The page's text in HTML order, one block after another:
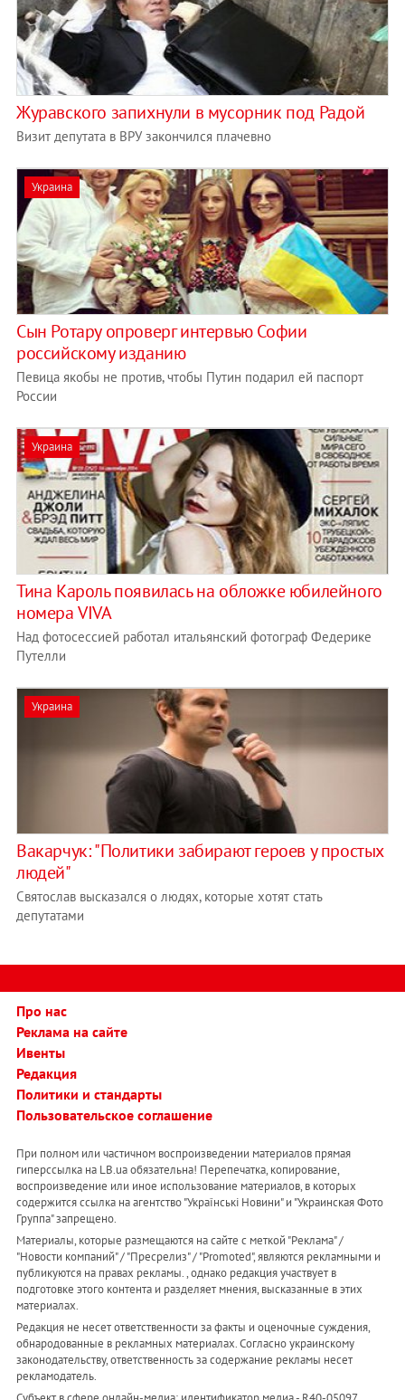
Журавского запихнули в мусорник под Радой
Визит депутата в ВРУ закончился плачевно
Украина
Сын Ротару опроверг интервью Софии
российскому изданию
Певица якобы не против, чтобы Путин подарил ей паспорт
России
Украина
Тина Кароль появилась на обложке юбилейного
номера VIVA
Над фотосессией работал итальянский фотограф Федерике
Путелли
Украина
Вакарчук: "Политики забирают героев у простых
людей"
Святослав высказался о людях, которые хотят стать
депутатами
Про нас
Реклама на сайте
Ивенты
Редакция
Политики и стандарты
Пользовательское соглашение
При полном или частичном воспроизведении материалов прямая
гиперссылка на LB.ua обязательна! Перепечатка, копирование,
воспроизведение или иное использование материалов, в которых
содержится ссылка на агентство "Українськi Новини" и "Украинская Фото
Группа" запрещено.
Материалы, которые размещаются на сайте с меткой "Реклама" /
"Новости компаний" / "Пресрелиз" / "Promoted", являются рекламными и
публикуются на правах рекламы. , однако редакция участвует в
подготовке этого контента и разделяет мнения, высказанные в этих
материалах.
Редакция не несет ответственности за факты и оценочные суждения,
обнародованные в рекламных материалах. Согласно украинскому
законодательству, ответственность за содержание рекламы несет
рекламодатель.